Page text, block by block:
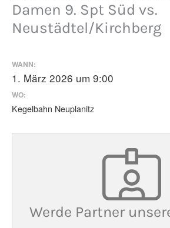
Damen 9. Spt Süd vs.
Neustädtel/Kirchberg
WANN:
1. März 2026 um 9:00
WO:
Kegelbahn Neuplanitz
Werde Partner